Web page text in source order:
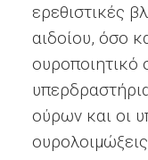
ερεθιστικές
αιδοίου, όσο
ούρων και οι